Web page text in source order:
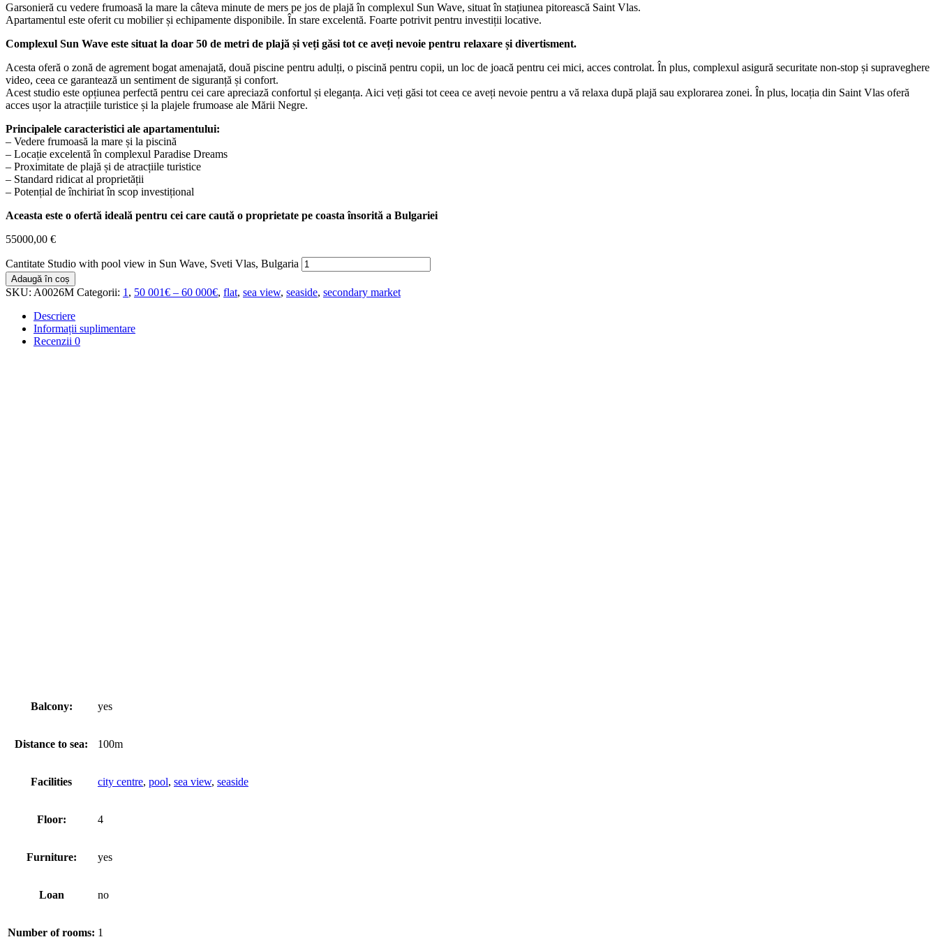
Garsonieră cu vedere frumoasă la mare la câteva minute de mers pe jos de plajă în complexul Sun Wave, situat în stațiunea pitorească Saint Vlas.
Apartamentul este oferit cu mobilier și echipamente disponibile. În stare excelentă. Foarte potrivit pentru investiții locative.
Complexul Sun Wave este situat la doar 50 de metri de plajă și veți găsi tot ce aveți nevoie pentru relaxare și divertisment.
Acesta oferă o zonă de agrement bogat amenajată, două piscine pentru adulți, o piscină pentru copii, un loc de joacă pentru cei mici, acces controlat. În plus, complexul asigură securitate non-stop și supraveghere
video, ceea ce garantează un sentiment de siguranță și confort.
Acest studio este opțiunea perfectă pentru cei care apreciază confortul și eleganța. Aici veți găsi tot ceea ce aveți nevoie pentru a vă relaxa după plajă sau explorarea zonei. În plus, locația din Saint Vlas oferă
acces ușor la atracțiile turistice și la plajele frumoase ale Mării Negre.
Principalele caracteristici ale apartamentului:
– Vedere frumoasă la mare și la piscină
– Locație excelentă în complexul Paradise Dreams
– Proximitate de plajă și de atracțiile turistice
– Standard ridicat al proprietății
– Potențial de închiriat în scop investițional
Aceasta este o ofertă ideală pentru cei care caută o proprietate pe coasta însorită a Bulgariei
55000,00 €
Cantitate Studio with pool view in Sun Wave, Sveti Vlas, Bulgaria
Adaugă în coș
SKU: A0026M Categorii: 1 , 50 001€ – 60 000€, flat, sea view, seaside, secondary market
Descriere
Informații suplimentare
Recenzii 0
Balcony: yes
Distance to sea: 100m
Facilities city centre, pool, sea view, seaside
Floor: 4
Furniture: yes
Loan no
Number of rooms: 1